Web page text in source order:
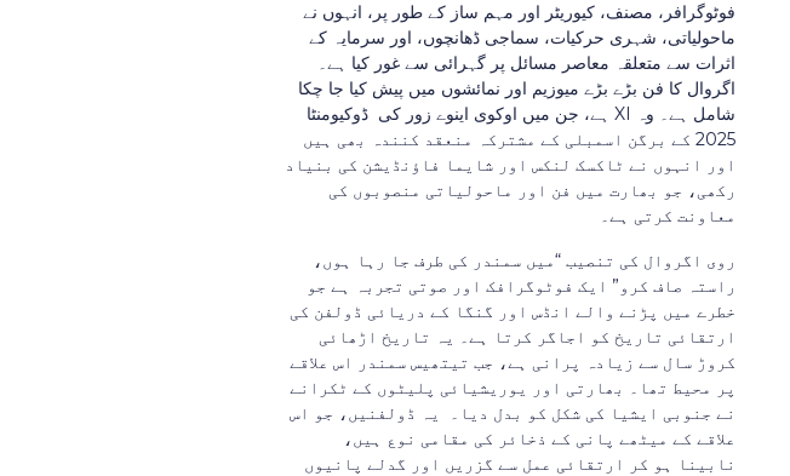
فوٹوگرافر، مصنف، کیوریٹر اور مہم ساز کے طور پر، انہوں نے
ماحولیاتی، شہری حرکیات، سماجی ڈھانچوں، اور سرمایہ کے
اثرات سے متعلقہ معاصر مسائل پر گہرائی سے غور کیا ہے۔
اگروال کا فن بڑے بڑے میوزیم اور نمائشوں میں پیش کیا جا چکا
ہے، جن میں اوکوی اینوے زور کی ڈوکیومنٹا XI شامل ہے۔ وہ
2025 کے برگن اسمبلی کے مشترکہ منعقد کنندہ بھی ہیں
اور انہوں نے ٹاکسک لنکس اور شایما فاؤنڈیشن کی بنیاد
رکھی، جو بھارت میں فن اور ماحولیاتی منصوبوں کی
معاونت کرتی ہے۔
روی اگروال کی تنصیب “میں سمندر کی طرف جا رہا ہوں،
راستہ صاف کرو” ایک فوٹوگرافک اور صوتی تجربہ ہے جو
خطرے میں پڑنے والے انڈس اور گنگا کے دریائی ڈولفن کی
ارتقائی تاریخ کو اجاگر کرتا ہے۔ یہ تاریخ اڑھائی
کروڑ سال سے زیادہ پرانی ہے، جب تیتھیس سمندر اس علاقے
پر محیط تھا۔ بھارتی اور یوریشیائی پلیٹوں کے ٹکرانے
نے جنوبی ایشیا کی شکل کو بدل دیا۔ یہ ڈولفنیں، جو اس
علاقے کے میٹھے پانی کے ذخائر کی مقامی نوع ہیں،
نابینا ہو کر ارتقائی عمل سے گزریں اور گدلے پانیوں